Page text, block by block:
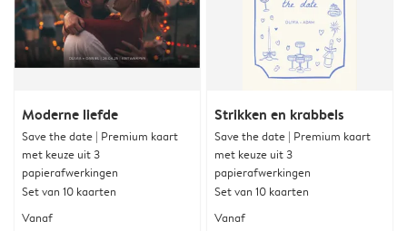
Moderne liefde
Save the date | Premium kaart
met keuze uit 3
papierafwerkingen
Set van 10 kaarten
Vanaf
Strikken en krabbels
Save the date | Premium kaart
met keuze uit 3
papierafwerkingen
Set van 10 kaarten
Vanaf